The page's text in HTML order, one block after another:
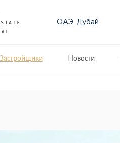
ОАЭ, Дубай
Застройщики Новости